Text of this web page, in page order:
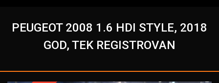
PEUGEOT 2008 1.6 HDI STYLE, 2018
GOD, TEK REGISTROVAN